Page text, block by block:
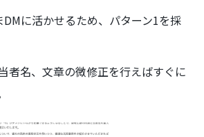
に活かせるため、パターン1を採
者名、文章の微修正を行えばすぐに